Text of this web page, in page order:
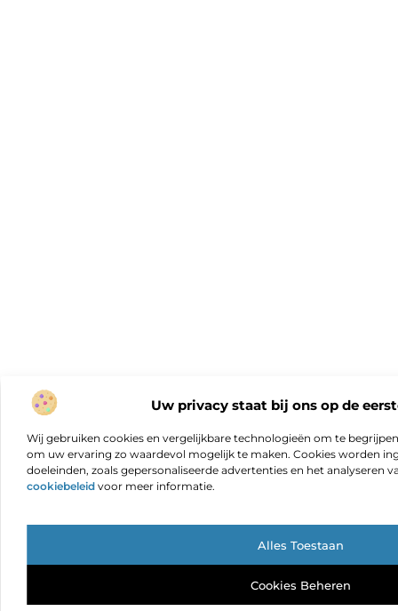
Uw privacy staat bij ons op de
Wij gebruiken cookies en vergelijkbare technologieën om te
om uw ervaring zo waardevol mogelijk te maken. Cookies worden
doeleinden, zoals gepersonaliseerde advertenties en het analyseren
cookiebeleid voor meer informatie.
Alles Toestaan
Cookies Beheren